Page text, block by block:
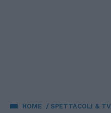
HOME SPETTACOLI & TV